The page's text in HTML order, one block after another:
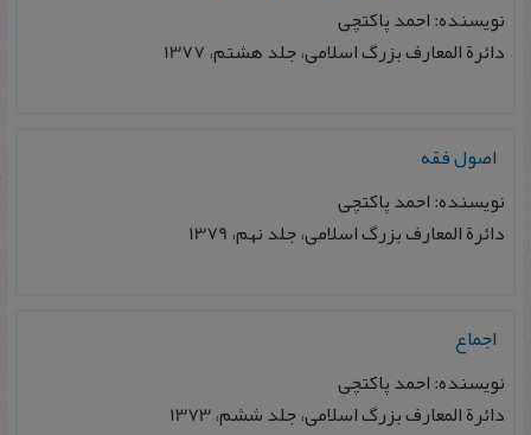
نویسنده: احمد پاکتچی
دائرة المعارف بزرگ اسلامی، جلد هشتم، 1377
اصول فقه
نویسنده: احمد پاکتچی
دائرة المعارف بزرگ اسلامی، جلد نهم، 1379
اجماع
نویسنده: احمد پاکتچی
دائرة المعارف بزرگ اسلامی، جلد ششم، 1373